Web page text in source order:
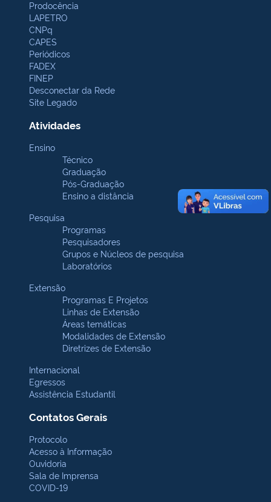
Prodocência
LAPETRO
CNPq
CAPES
Periódicos
FADEX
FINEP
Desconectar da Rede
Site Legado
Atividades
Ensino
Técnico
Graduação
Pós-Graduação
Ensino a distância
Pesquisa
Programas
Pesquisadores
Grupos e Núcleos de pesquisa
Laboratórios
Extensão
Programas E Projetos
Linhas de Extensão
Áreas temáticas
Modalidades de Extensão
Diretrizes de Extensão
Internacional
Egressos
Assistência Estudantil
Contatos Gerais
Protocolo
Acesso à Informação
Ouvidoria
Sala de Imprensa
COVID-19